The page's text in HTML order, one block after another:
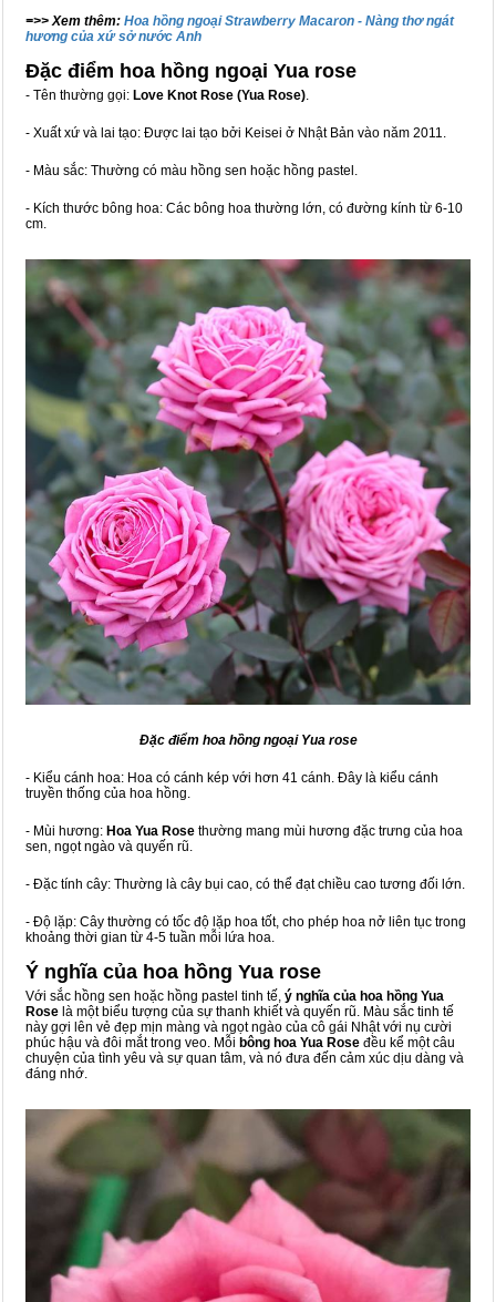
=>> Xem thêm: Hoa hồng ngoại Strawberry Macaron - Nàng thơ ngát
hương của xứ sở nước Anh
Đặc điểm hoa hồng ngoại Yua rose
- Tên thường gọi: Love Knot Rose (Yua Rose).
- Xuất xứ và lai tạo: Được lai tạo bởi Keisei ở Nhật Bản vào năm 2011.
- Màu sắc: Thường có màu hồng sen hoặc hồng pastel.
- Kích thước bông hoa: Các bông hoa thường lớn, có đường kính từ 6-10
cm.
Đặc điểm hoa hồng ngoại Yua rose
- Kiểu cánh hoa: Hoa có cánh kép với hơn 41 cánh. Đây là kiểu cánh
truyền thống của hoa hồng.
- Mùi hương: Hoa Yua Rose thường mang mùi hương đặc trưng của hoa
sen, ngọt ngào và quyến rũ.
- Đặc tính cây: Thường là cây bụi cao, có thể đạt chiều cao tương đối lớn.
- Độ lặp: Cây thường có tốc độ lặp hoa tốt, cho phép hoa nở liên tục trong
khoảng thời gian từ 4-5 tuần mỗi lứa hoa.
Ý nghĩa của hoa hồng Yua rose
Với sắc hồng sen hoặc hồng pastel tinh tế, ý nghĩa của hoa hồng Yua
Rose là một biểu tượng của sự thanh khiết và quyến rũ. Màu sắc tinh tế
này gợi lên vẻ đẹp mịn màng và ngọt ngào của cô gái Nhật với nụ cười
phúc hậu và đôi mắt trong veo. Mỗi bông hoa Yua Rose đều kể một câu
chuyện của tình yêu và sự quan tâm, và nó đưa đến cảm xúc dịu dàng và
đáng nhớ.